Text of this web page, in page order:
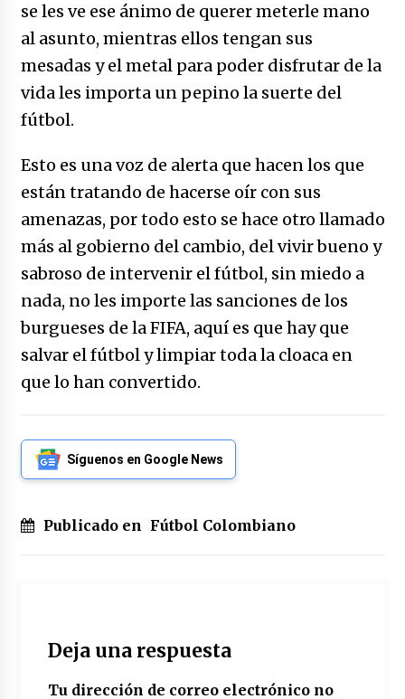
se les ve ese ánimo de querer meterle mano
al asunto, mientras ellos tengan sus
mesadas y el metal para poder disfrutar de la
vida les importa un pepino la suerte del
fútbol.
Esto es una voz de alerta que hacen los que
están tratando de hacerse oír con sus
amenazas, por todo esto se hace otro llamado
más al gobierno del cambio, del vivir bueno y
sabroso de intervenir el fútbol, sin miedo a
nada, no les importe las sanciones de los
burgueses de la FIFA, aquí es que hay que
salvar el fútbol y limpiar toda la cloaca en
que lo han convertido.
Síguenos en Google News
Publicado en Fútbol Colombiano
Deja una respuesta
Tu dirección de correo electrónico no